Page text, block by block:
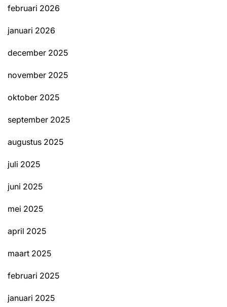
februari 2026
januari 2026
december 2025
november 2025
oktober 2025
september 2025
augustus 2025
juli 2025
juni 2025
mei 2025
april 2025
maart 2025
februari 2025
januari 2025